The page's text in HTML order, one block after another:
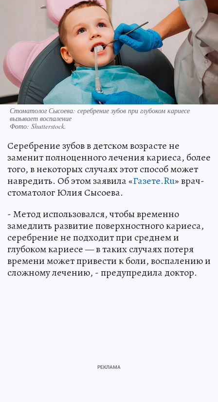
Стоматолог Сысоева: серебрение зубов при глубоком кариесе
вызывает воспаление
Фото: Shutterstock.
Серебрение зубов в детском возрасте не
заменит полноценного лечения кариеса, более
того, в некоторых случаях этот способ может
навредить. Об этом заявила «Газете.Ru» врач-
стоматолог Юлия Сысоева.
- Метод использовался, чтобы временно
замедлить развитие поверхностного кариеса,
серебрение не подходит при среднем и
глубоком кариесе — в таких случаях потеря
времени может привести к боли, воспалению и
сложному лечению, - предупредила доктор.